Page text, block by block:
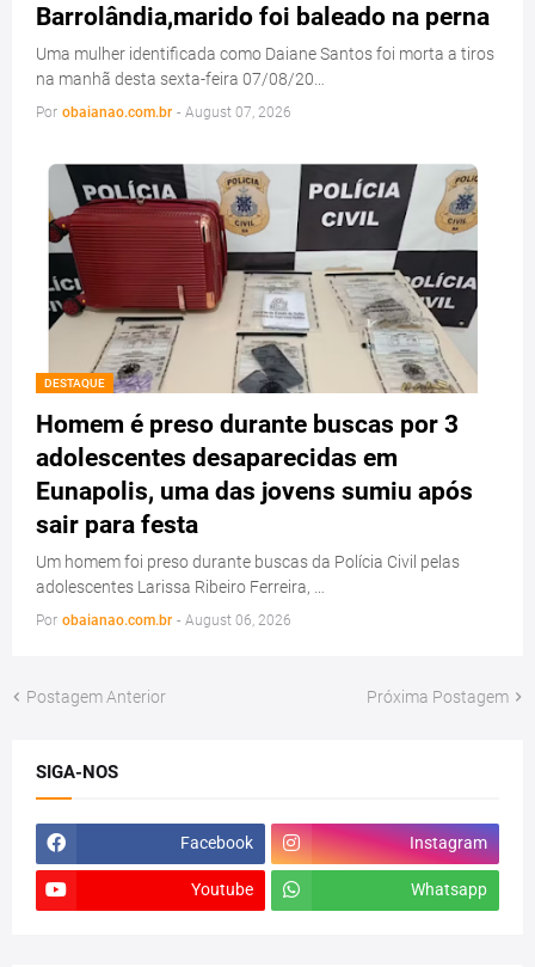
Barrolândia,marido foi baleado na perna
Uma mulher identificada como Daiane Santos foi morta a tiros
na manhã desta sexta-feira 07/08/20…
Por obaianao.com.br - August 07, 2026
DESTAQUE
Homem é preso durante buscas por 3
adolescentes desaparecidas em
Eunapolis, uma das jovens sumiu após
sair para festa
Um homem foi preso durante buscas da Polícia Civil pelas
adolescentes Larissa Ribeiro Ferreira, …
Por obaianao.com.br - August 06, 2026
Postagem Anterior Próxima Postagem
SIGA-NOS
Facebook Instagram
Youtube Whatsapp